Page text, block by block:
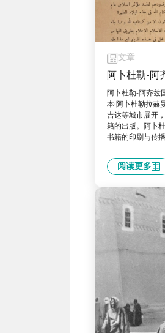
文章
阿卜杜勒-阿
阿卜杜勒-阿齐兹
本·阿卜杜勒拉赫
吉达等城市展开
籍的出版。阿卜
书籍的印刷与传
阅读更多